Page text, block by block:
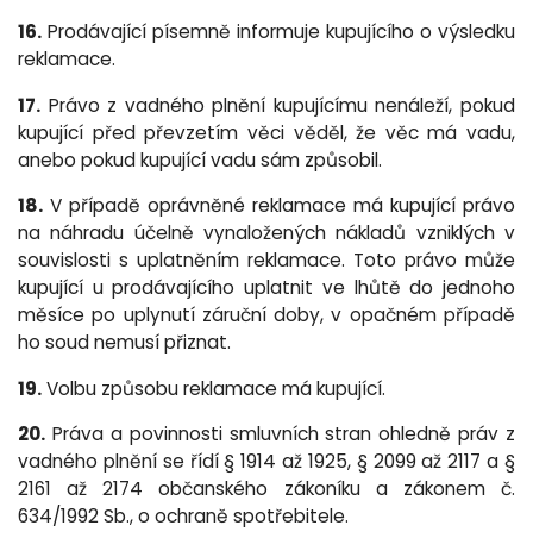
16. Prodávající písemně informuje kupujícího o výsledku
reklamace.
17. Právo z vadného plnění kupujícímu nenáleží, pokud
kupující před převzetím věci věděl, že věc má vadu,
anebo pokud kupující vadu sám způsobil.
18. V případě oprávněné reklamace má kupující právo
na náhradu účelně vynaložených nákladů vzniklých v
souvislosti s uplatněním reklamace. Toto právo může
kupující u prodávajícího uplatnit ve lhůtě do jednoho
měsíce po uplynutí záruční doby, v opačném případě
ho soud nemusí přiznat.
19.Volbu způsobu reklamace má kupující.
20. Práva a povinnosti smluvních stran ohledně práv z
vadného plnění se řídí § 1914 až 1925, § 2099 až 2117 a §
2161 až 2174 občanského zákoníku a zákonem č.
634/1992 Sb., o ochraně spotřebitele.